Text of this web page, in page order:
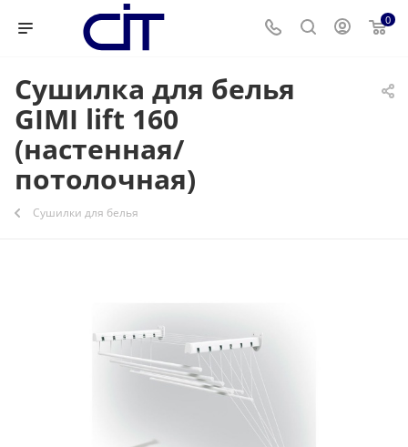
0
Сушилка для белья
GIMI lift 160
(настенная/
потолочная)
Сушилки для белья